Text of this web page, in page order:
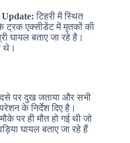
टिहरी में स्थित
ट्रक एक्सीडेंट में मृतकों की
घायल बताए जा रहे है।
थे।
पर दुख जताया और सभी
के निर्देश दिए है।
पर ही मौत हो गई थी जो
घायल बताए जा रहे हैं